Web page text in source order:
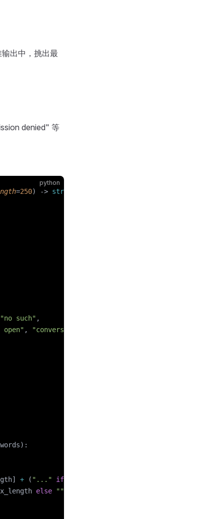
出中，挑出最
denied" 等
python
=250) -> str
"no such" ,
, "conversion failed"
+ ( "..." if
else ""